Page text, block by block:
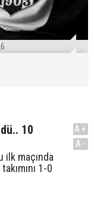
10
ilk maçında
1-0
A+
A-